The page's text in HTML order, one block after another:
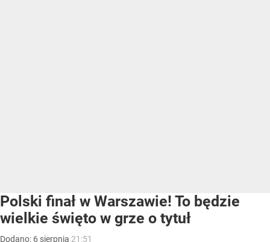
Polski finał w Warszawie! To będzie
wielkie święto w grze o tytuł
Dodano: 6 sierpnia 21:51